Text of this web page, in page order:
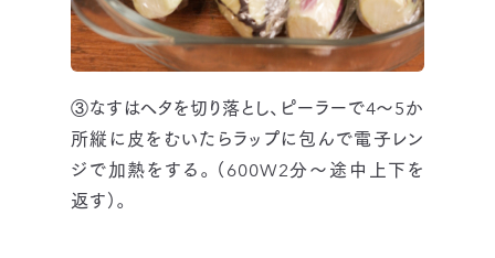
③なすはヘタを切り落とし、ピーラーで4～5か
所縦に皮をむいたらラップに包んで電子レン
ジで加熱をする。（600W2分～途中上下を
返す）。